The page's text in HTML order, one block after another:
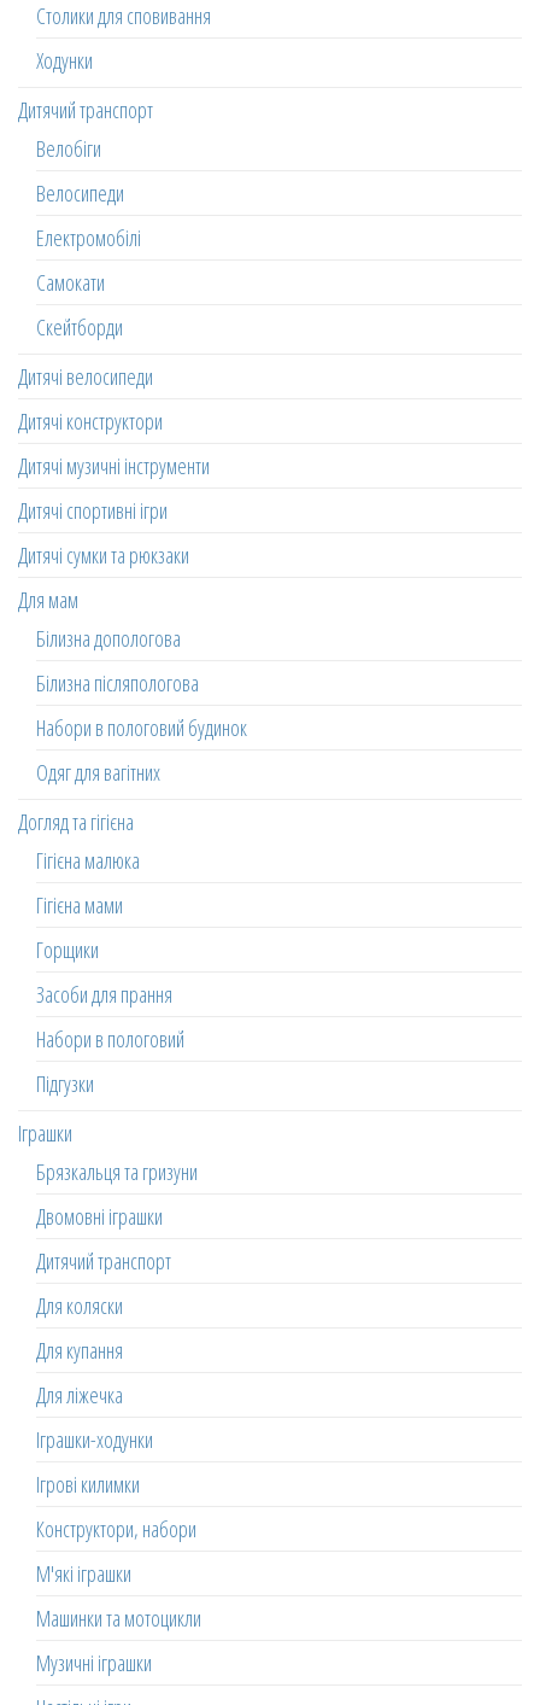
Столики для сповивання
Ходунки
Дитячий транспорт
Велобіги
Велосипеди
Електромобілі
Самокати
Скейтборди
Дитячі велосипеди
Дитячі конструктори
Дитячі музичні інструменти
Дитячі спортивні ігри
Дитячі сумки та рюкзаки
Для мам
Білизна допологова
Білизна післяпологова
Набори в пологовий будинок
Одяг для вагітних
Догляд та гігієна
Гігієна малюка
Гігієна мами
Горщики
Засоби для прання
Набори в пологовий
Підгузки
Іграшки
Брязкальця та гризуни
Двомовні іграшки
Дитячий транспорт
Для коляски
Для купання
Для ліжечка
Іграшки-ходунки
Ігрові килимки
Конструктори, набори
М'які іграшки
Машинки та мотоцикли
Музичні іграшки